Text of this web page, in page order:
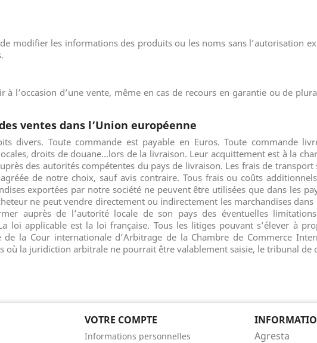
modifier les informations des produits ou les noms sans l’autorisation
l’occasion d’une vente, même en cas de recours en garantie ou de
ventes dans l’Union européenne
divers. Toute commande est payable en Euros. Toute commande
droits de douane…lors de la livraison. Leur acquittement est à la
des autorités compétentes du pays de livraison. Les frais de
de notre choix, sauf avis contraire. Tous frais ou coûts
exportées par notre société ne peuvent être utilisées que dans les
ne peut vendre directement ou indirectement les marchandises
auprès de l’autorité locale de son pays des éventuelles
loi applicable est la loi française. Tous les litiges pouvant s’élever à
la Cour internationale d’Arbitrage de la Chambre de Commerce
où la juridiction arbitrale ne pourrait être valablement saisie, le tribunal de
VOTRE COMPTE
Informations personnelles
Agresta